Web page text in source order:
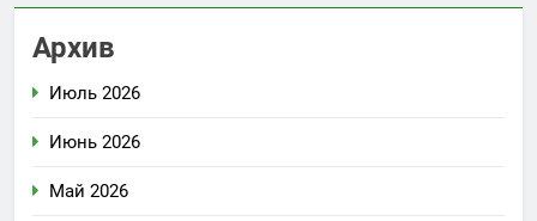
Архив
Июль 2026
Июнь 2026
Май 2026